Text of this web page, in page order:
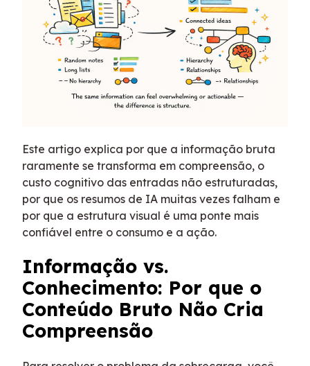
Este artigo explica por que a informação bruta
raramente se transforma em compreensão, o
custo cognitivo das entradas não estruturadas,
por que os resumos de IA muitas vezes falham e
por que a estrutura visual é uma ponte mais
confiável entre o consumo e a ação.
Informação vs.
Conhecimento: Por que o
Conteúdo Bruto Não Cria
Compreensão